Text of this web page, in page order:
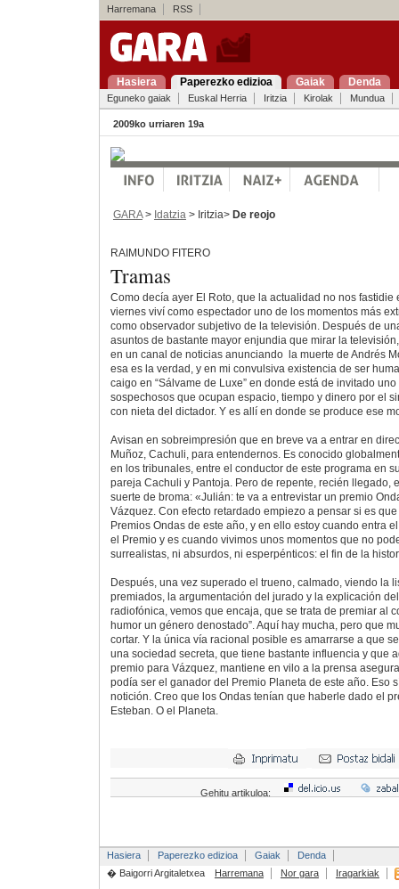
Harremana RSS
Hasiera Paperezko edizioa Gaiak Denda
Eguneko gaiak Euskal Herria Iritzia Kirolak Mundua
2009ko urriaren 19a
GARA> Idatzia > Iritzia> De reojo
RAIMUNDO FITERO
Tramas
Como decía ayer El Roto, que la actualidad no nos fastidie
viernes viví como espectador uno de los momentos más
como observador subjetivo de la televisión. Después de
asuntos de bastante mayor enjundia que mirar la
en un canal de noticias anunciando la muerte de Andrés
esa es la verdad, y en mi convulsiva existencia de ser
caigo en “Sálvame de Luxe” en donde está de invitado
sospechosos que ocupan espacio, tiempo y dinero por el
con nieta del dictador. Y es allí en donde se produce ese
Avisan en sobreimpresión que en breve va a entrar en
Muñoz, Cachuli, para entendernos. Es conocido
en los tribunales, entre el conductor de este programa en
pareja Cachuli y Pantoja. Pero de repente, recién llegado,
suerte de broma: «Julián: te va a entrevistar un premio
Vázquez. Con efecto retardado empiezo a pensar si es
Premios Ondas de este año, y en ello estoy cuando entra
el Premio y es cuando vivimos unos momentos que no
surrealistas, ni absurdos, ni esperpénticos: el fin de la
Después, una vez superado el trueno, calmado, viendo la
premiados, la argumentación del jurado y la explicación
radiofónica, vemos que encaja, que se trata de premiar al
humor un género denostado”. Aquí hay mucha, pero que
cortar. Y la única vía racional posible es amarrarse a que
una sociedad secreta, que tiene bastante influencia y que
premio para Vázquez, mantiene en vilo a la prensa
podía ser el ganador del Premio Planeta de este año. Eso
notición. Creo que los Ondas tenían que haberle dado el
Esteban. O el Planeta.
Gehitu artikuloa:
Hasiera Paperezko edizioa Gaiak
Denda
� Baigorri Argitaletxea
Harremana Nor gara Iragarkiak